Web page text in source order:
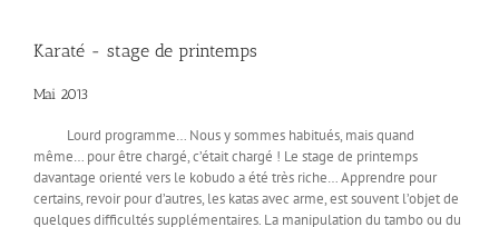
Karaté - stage de printemps
Mai 2013
Lourd programme… Nous y sommes habitués, mais quand
même… pour être chargé, c’était chargé ! Le stage de printemps
davantage orienté vers le kobudo a été très riche… Apprendre pour
certains, revoir pour d’autres, les katas avec arme, est souvent l’objet de
quelques difficultés supplémentaires. La manipulation du tambo ou du